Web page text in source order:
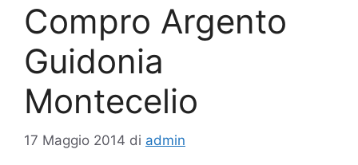
Compro Argento
Guidonia
Montecelio
17 Maggio 2014 di admin